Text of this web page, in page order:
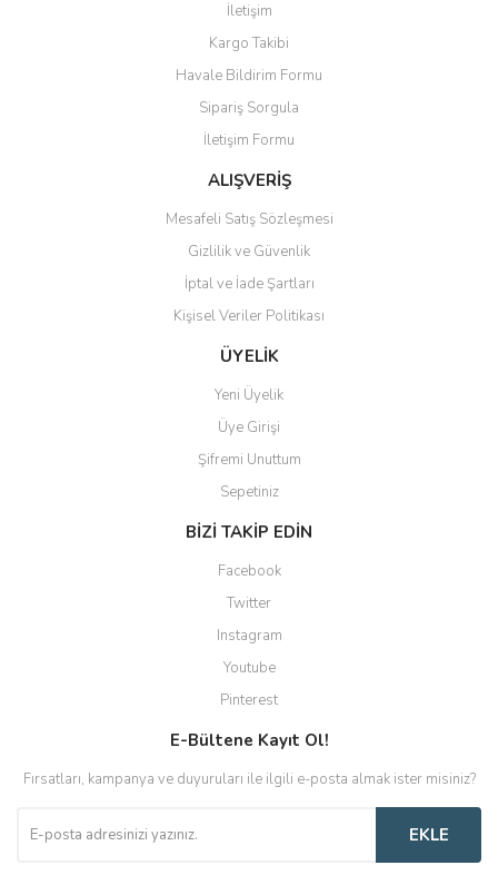
Yorum Yaz
Ürün resmi kalitesiz, bozuk veya görüntülenemiyor.
Ürün açıklamasında eksik bilgiler bulunuyor.
Ürün bilgilerinde hatalar bulunuyor.
Ürün fiyatı diğer sitelerden daha pahalı.
Bu ürüne benzer farklı alternatifler olmalı.
Gönder
İletişim
Kargo Takibi
Havale Bildirim Formu
Sipariş Sorgula
İletişim Formu
ALIŞVERİŞ
Mesafeli Satış Sözleşmesi
Gizlilik ve Güvenlik
İptal ve İade Şartları
Kişisel Veriler Politikası
ÜYELİK
Yeni Üyelik
Üye Girişi
Şifremi Unuttum
Sepetiniz
BİZİ TAKİP EDİN
Facebook
Twitter
Instagram
Youtube
Pinterest
E-Bültene Kayıt Ol!
Fırsatları, kampanya ve duyuruları ile ilgili e-posta almak ister misiniz?
EKLE